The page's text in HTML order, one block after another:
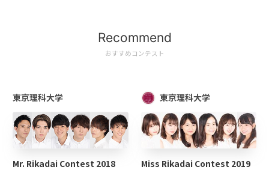
Recommend
おすすめコンテスト
東京理科大学
Mr. Rikadai Contest 2018
東京理科大学
Miss Rikadai Contest 2019